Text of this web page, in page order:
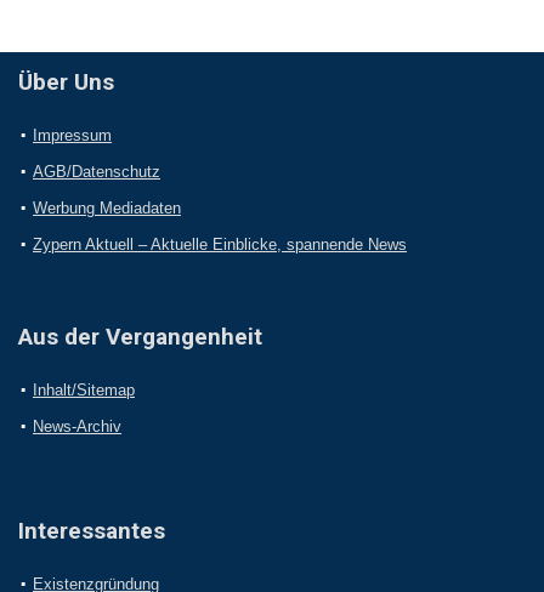
Über Uns
Impressum
AGB/Datenschutz
Werbung Mediadaten
Zypern Aktuell – Aktuelle Einblicke, spannende News
Aus der Vergangenheit
Inhalt/Sitemap
News-Archiv
Interessantes
Existenzgründung